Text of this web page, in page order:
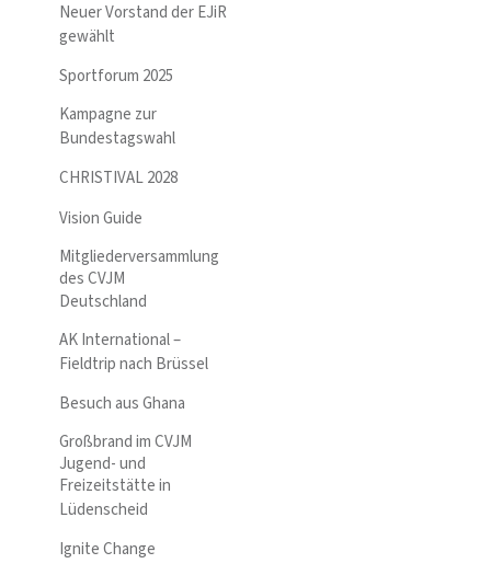
Neuer Vorstand der EJiR
gewählt
Sportforum 2025
Kampagne zur
Bundestagswahl
CHRISTIVAL 2028
Vision Guide
Mitgliederversammlung
des CVJM
Deutschland
AK International –
Fieldtrip nach Brüssel
Besuch aus Ghana
Großbrand im CVJM
Jugend- und
Freizeitstätte in
Lüdenscheid
Ignite Change